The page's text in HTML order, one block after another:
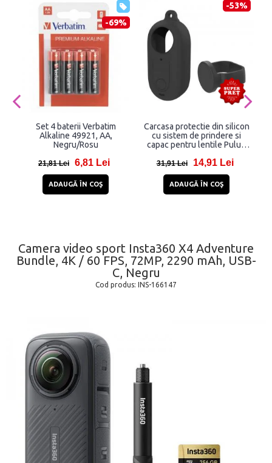
-69%
Set 4 baterii Verbatim
Alkaline 49921, AA,
Negru/Rosu
21,81 Lei 6,81 Lei
ADAUGĂ ÎN COŞ
-53%
Carcasa protectie din silicon
cu sistem de prindere si
capac pentru lentile Puluz
camera Insta360 GO 3,
31,91 Lei 14,91 Lei
ADAUGĂ ÎN COŞ
Camera video sport Insta360 X4 Adventure
Bundle, 4K / 60 FPS, 72MP, 2290 mAh, USB-
C, Negru
Cod produs: INS-166147